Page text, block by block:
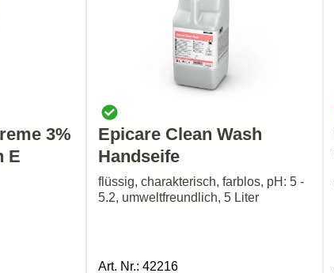
3%
E
Epicare Clean Wash
Handseife
flüssig, charakterisch, farblos, pH: 5 -
5.2, umweltfreundlich, 5 Liter
Art. Nr.: 42216